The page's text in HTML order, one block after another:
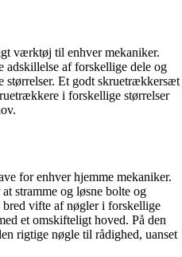
værktøj til enhver mekaniker.
af forskellige dele og
størrelser. Et godt skruetrækkersæt
i forskellige størrelser
for enhver hjemme mekaniker.
stramme og løsne bolte og
vifte af nøgler i forskellige
et omskifteligt hoved. På den
rigtige nøgle til rådighed, uanset